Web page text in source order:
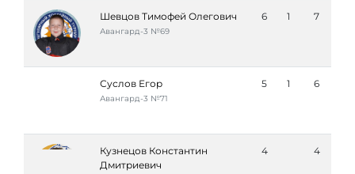
Шевцов Тимофей Олегович
Авангард-3 №69
6 1 7
Суслов Егор
Авангард-3 №71
5 1 6
Кузнецов Константин
Дмитриевич
4 4